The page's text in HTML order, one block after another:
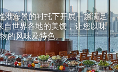
港海景的衬托下开展一趟满足
自世界各地的美馔，让您以味
的风味及特色。